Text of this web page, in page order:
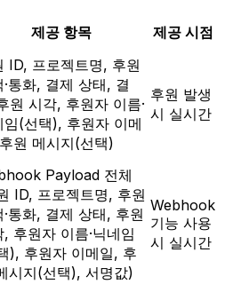
제공 항목 제공 시점
ID, 프로젝트명, 후원
·통화, 결제 상태, 결
원 시각, 후원자 이름·
임(선택), 후원자 이메
원 메시지(선택)
후원 발생
시 실시간
Payload 전체
ID, 프로젝트명, 후원
·통화, 결제 상태, 후원
, 후원자 이름·닉네임
), 후원자 이메일, 후
시지(선택), 서명값)
Webhook
기능 사용
시 실시간